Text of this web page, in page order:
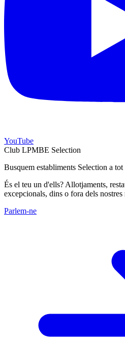
YouTube
Club LPMBE Selection
Busquem establiments Selection a tot
És el teu un d'ells? Allotjaments,
excepcionals, dins o fora dels
Parlem-ne